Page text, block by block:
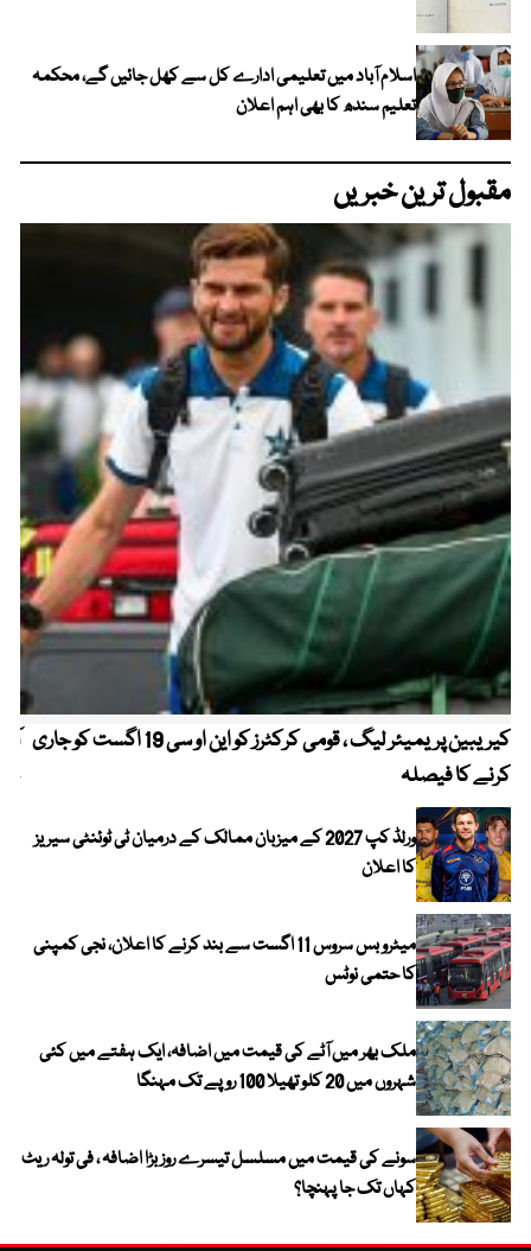
اسلام آباد میں تعلیمی ادارے کل سے کھل جائیں گے، محکمہ
تعلیم سندھ کا بھی اہم اعلان
مقبول ترین خبریں
کیریبین پریمیئر لیگ ، قومی کرکٹرز کو این او سی 19 اگست کو جاری
کرنے کا فیصلہ
ورلڈ کپ 2027 کے میزبان ممالک کے درمیان ٹی ٹوئنٹی سیریز
کا اعلان
میٹرو بس سروس 11 اگست سے بند کرنے کا اعلان، نجی کمپنی
کا حتمی نوٹس
ملک بھر میں آٹے کی قیمت میں اضافہ، ایک ہفتے میں کئی
شہروں میں 20 کلو تھیلا 100 روپے تک مہنگا
سونے کی قیمت میں مسلسل تیسرے روز بڑا اضافہ ، فی تولہ ریٹ
کہاں تک جا پہنچا؟